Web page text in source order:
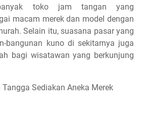
toko jam tangan yang
macam merek dan model dengan
Selain itu, suasana pasar yang
bangunan kuno di sekitarnya juga
bagi wisatawan yang berkunjung